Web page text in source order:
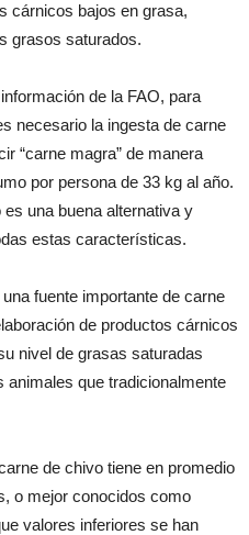
cárnicos bajos en grasa,
grasos saturados.
de la FAO, para
necesario la ingesta de carne
“carne magra” de manera
por persona de 33 kg al año.
una buena alternativa y
estas características.
fuente importante de carne
de productos cárnicos
nivel de grasas saturadas
que tradicionalmente
de chivo tiene en promedio
o mejor conocidos como
valores inferiores se han